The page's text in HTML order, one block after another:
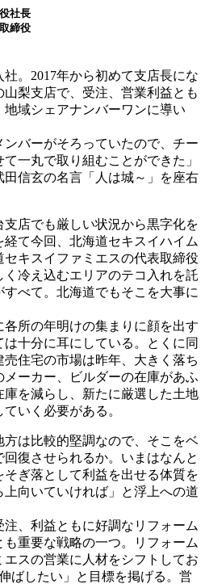
社長
締役
。2017年から初めて支店長にな
梨支店で、受注、営業利益とも
域シェアナンバーワンに導い
ンバーがそろっていたので、チー
一丸で取り組むことができた」
信玄の名言「人は城～」を座右
店でも厳しい状況から黒字化を
て今回、北海道セキスイハイム
キスイファミエスの代表取締役
冷え込むエリアのテコ入れを託
べて。北海道でもそこを大事に
所の年明けの集まりに顔を出す
十分に耳にしている。とくに同
住宅の市場は昨年、大きく落ち
ーカー、ビルダーの在庫があふ
を減らし、新たに厳選した土地
いく必要がある。
方は比較的堅調なので、そこをベ
復させられるか。いまはなんと
ぎ落として利益を出せる体質を
向いていければ」と浮上への道
、利益ともに好調なリフォーム
重要な戦略の一つ。リフォーム
スの営業に人材をシフトしてお
ばしたい」と目標を掲げる。営